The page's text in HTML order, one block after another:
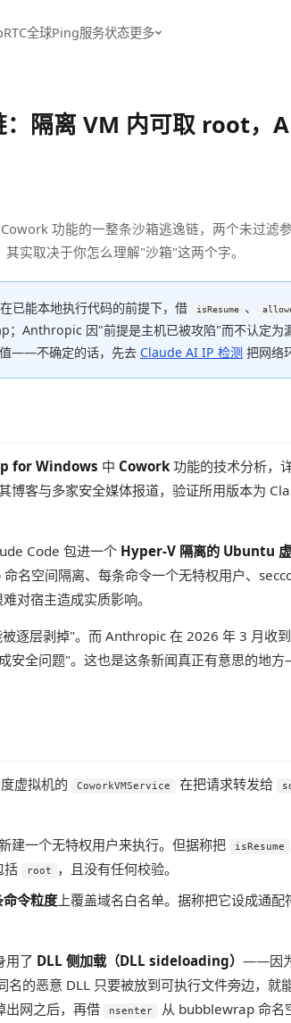
全球Ping服务状态更多
隔离 VM 内可取 root
功能的一整条沙箱逃逸链，两个未过滤
实取决于你怎么理解"沙箱"这两个字。
能本地执行代码的前提下，借 isResume 、
；Anthropic 因"前提是主机已被攻陷"而不认定为
值——不确定的话，先去 Claude AI IP 检测 把网络
for Windows 中 Cowork功能的技术分析，
博客与多家安全媒体报道，验证所用版本为
Code 包进一个 Hyper-V 隔离的 Ubuntu
名空间隔离、每条命令一个无特权用户、
对宿主造成实质影响。
逐层剥掉"。而 Anthropic 在 2026 年 3 月收
安全问题"。这也是这条新闻真正有意思的地
虚拟机的 CoworkVMService 在把请求转发给
建一个无特权用户来执行。但据称把 isResume
括
root ，且没有任何校验。
命令粒度上覆盖域名白名单。据称把它设成通
用了 DLL 侧加载（DLL sideloading） ——因
的恶意 DLL 只要被放到可执行文件旁边，就
网之后，再借
nsenter
从 bubblewrap 命名